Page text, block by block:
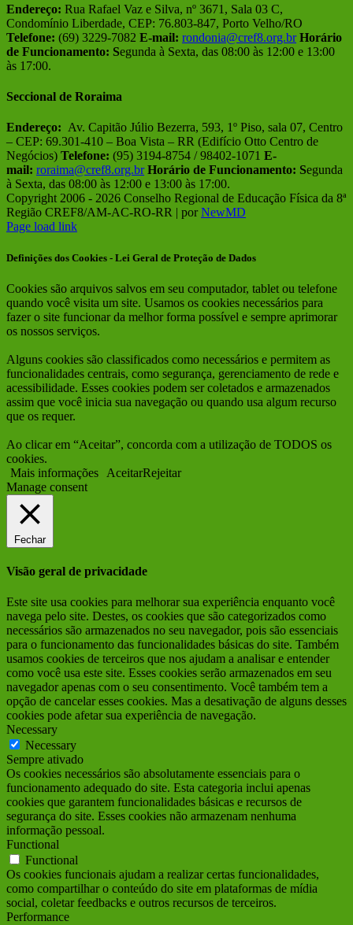
Endereço: Rua Rafael Vaz e Silva, nº 3671, Sala 03 C,
Condomínio Liberdade, CEP: 76.803-847, Porto Velho/RO
Telefone: (69) 3229-7082 E-mail: rondonia@cref8.org.br Horário
de Funcionamento: Segunda à Sexta, das 08:00 às 12:00 e 13:00
às 17:00.
Seccional de Roraima
Endereço: Av. Capitão Júlio Bezerra, 593, 1º Piso, sala 07, Centro
– CEP: 69.301-410 – Boa Vista – RR (Edifício Otto Centro de
Negócios) Telefone: (95) 3194-8754 / 98402-1071 E-
mail: roraima@cref8.org.br Horário de Funcionamento: Segunda
à Sexta, das 08:00 às 12:00 e 13:00 às 17:00.
Copyright 2006 - 2026 Conselho Regional de Educação Física da 8ª
Região CREF8/AM-AC-RO-RR | porNewMD
Facebook
Instagram
Page load link
Definições dos Cookies - Lei Geral de Proteção de Dados
Cookies são arquivos salvos em seu computador, tablet ou telefone
quando você visita um site. Usamos os cookies necessários para
fazer o site funcionar da melhor forma possível e sempre aprimorar
os nossos serviços.
Alguns cookies são classificados como necessários e permitem as
funcionalidades centrais, como segurança, gerenciamento de rede e
acessibilidade. Esses cookies podem ser coletados e armazenados
assim que você inicia sua navegação ou quando usa algum recurso
que os requer.
Ao clicar em “Aceitar”, concorda com a utilização de TODOS os
cookies.
Mais informações
AceitarRejeitar
Manage consent
Fechar
Visão geral de privacidade
Este site usa cookies para melhorar sua experiência enquanto você
navega pelo site. Destes, os cookies que são categorizados como
necessários são armazenados no seu navegador, pois são essenciais
para o funcionamento das funcionalidades básicas do site. Também
usamos cookies de terceiros que nos ajudam a analisar e entender
como você usa este site. Esses cookies serão armazenados em seu
navegador apenas com o seu consentimento. Você também tem a
opção de cancelar esses cookies. Mas a desativação de alguns desses
cookies pode afetar sua experiência de navegação.
Necessary
Necessary
Sempre ativado
Os cookies necessários são absolutamente essenciais para o
funcionamento adequado do site. Esta categoria inclui apenas
cookies que garantem funcionalidades básicas e recursos de
segurança do site. Esses cookies não armazenam nenhuma
informação pessoal.
Functional
Functional
Os cookies funcionais ajudam a realizar certas funcionalidades,
como compartilhar o conteúdo do site em plataformas de mídia
social, coletar feedbacks e outros recursos de terceiros.
Performance